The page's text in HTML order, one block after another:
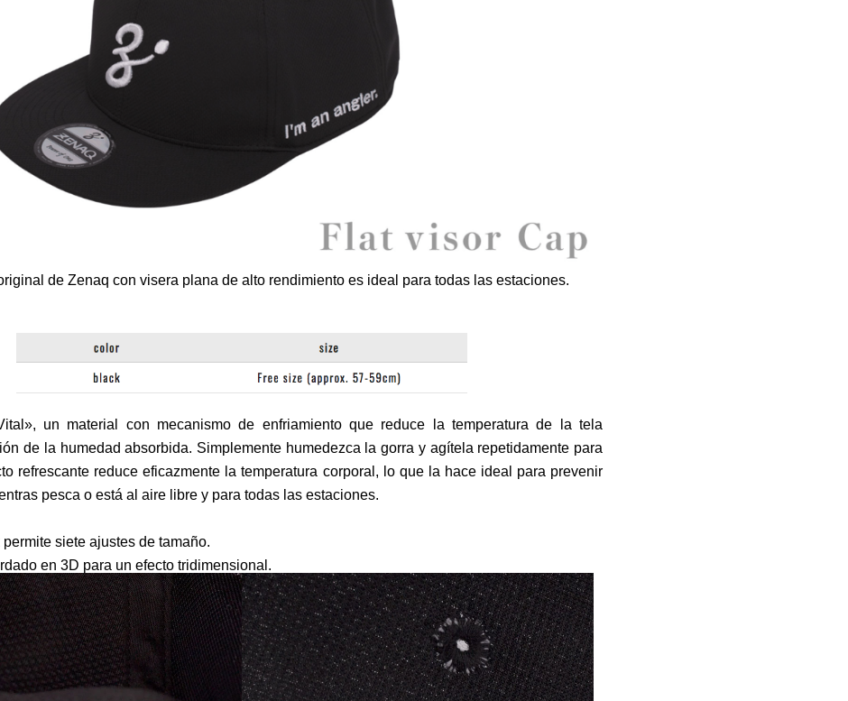
de Zenaq con visera plana de alto rendimiento es ideal para todas las estaciones.
un material con mecanismo de enfriamiento que reduce la temperatura de la tela
de la humedad absorbida. Simplemente humedezca la gorra y agítela repetidamente para
refrescante reduce eficazmente la temperatura corporal, lo que la hace ideal para prevenir
pesca o está al aire libre y para todas las estaciones.
siete ajustes de tamaño.
en 3D para un efecto tridimensional.